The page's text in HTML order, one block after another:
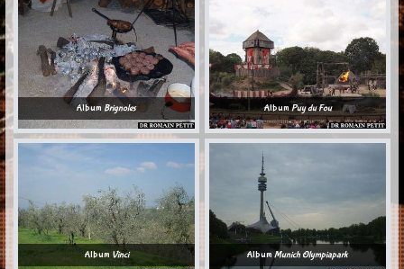
Album Brignoles AlbumPuy du Fou
Album Vinci Album Munich Olympiapark